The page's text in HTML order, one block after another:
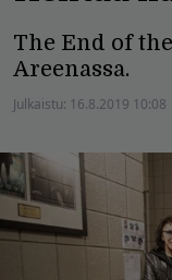
The End of
Areenassa.
Julkaistu: 16.8.2019 10:08